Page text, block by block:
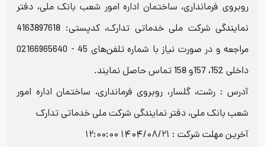
روبروی فرمانداری، ساختمان اداره امور شعب بانک ملی، دفتر
نمایندگی شرکت ملی خدماتی تدارک، کدپستی: 4163897618
مراجعه و در صورت نیاز با شماره تلفن‌های 45 - 02166965640
داخلی 152، 157و 158 تماس حاصل نمایند.
آدرس : رشت، گلسار، روبروی فرمانداری، ساختمان اداره امور
شعب بانک ملی، دفتر نمایندگی شرکت ملی خدماتی تدارک
آخرین مهلت شرکت : 1404/08/21 12:00:00